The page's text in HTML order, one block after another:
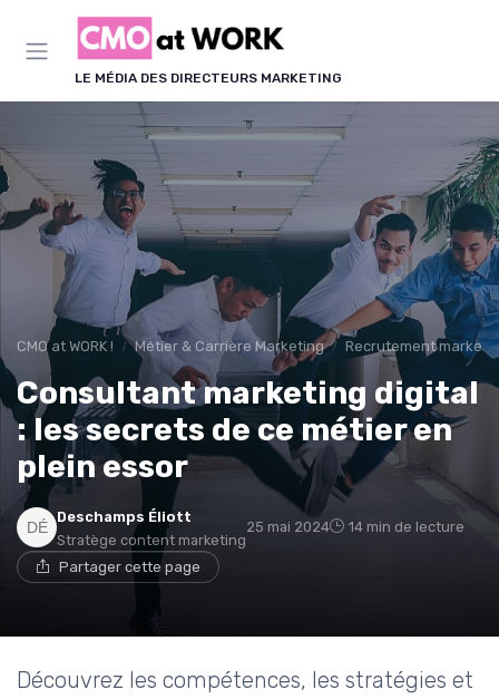
LE MÉDIA DES DIRECTEURS MARKETING
CMO at WORK ! Métier & Carrière Marketing Recrutement
Consultant marketing digital
: les secrets de ce métier en
plein essor
Deschamps Éliott
Stratège content marketing
25 mai 2024 14 min de lecture
Partager cette page
Découvrez les compétences, les stratégies et
Panneau de gestion des cookies